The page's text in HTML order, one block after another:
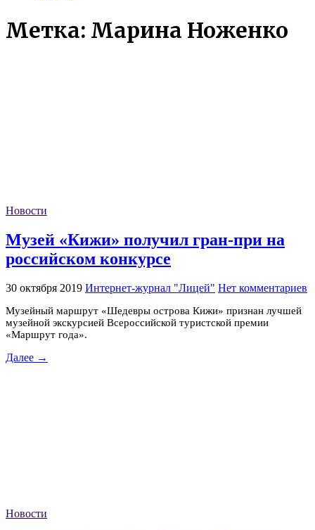
Метка: Марина Ноженко
Новости
Музей «Кижи» получил гран-при на
российском конкурсе
30 октября 2019 Интернет-журнал "Лицей" Нет комментариев
Музейный маршрут «Шедевры острова Кижи» признан лучшей
музейной экскурсией Всероссийской туристской премии
«Маршрут года».
Далее →
Новости